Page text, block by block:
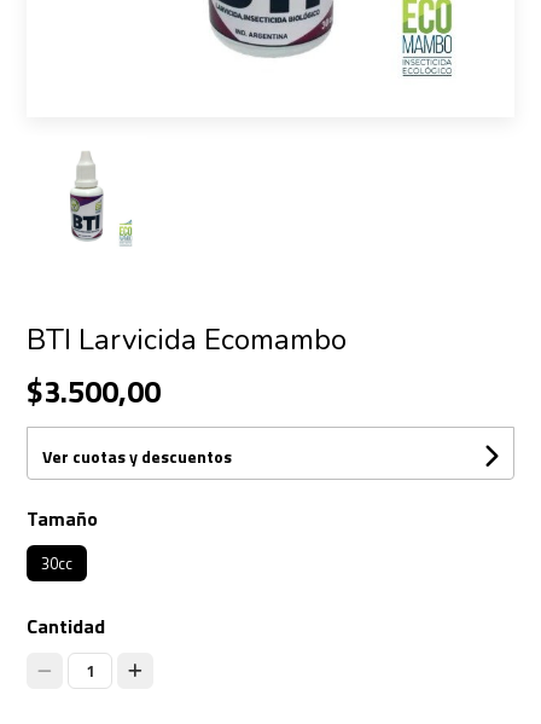
BTI Larvicida Ecomambo
$3.500,00
Ver cuotas y descuentos
Tamaño
30cc
Cantidad
1